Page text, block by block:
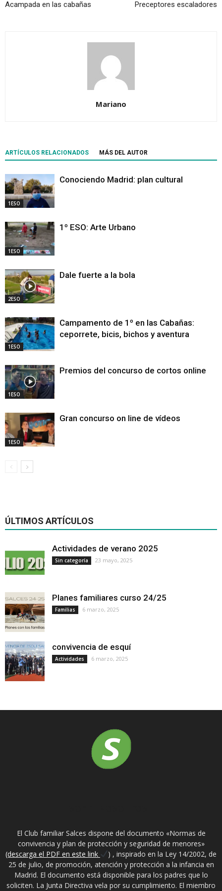
Acampada en las cabañas Preceptores escaladores
Mariano
ARTÍCULOS RELACIONADOS MÁS DEL AUTOR
1ESO
Conociendo Madrid: plan cultural
1ESO
1º ESO: Arte Urbano
2ESO
Dale fuerte a la bola
1ESO
Campamento de 1º en las Cabañas:
ceporrete, bicis, bichos y aventura
1ESO
Premios del concurso de cortos online
1ESO
Gran concurso on line de vídeos
ÚLTIMOS ARTÍCULOS
Actividades de verano 2025
Sin categoría 23 mayo, 2025
Planes familiares curso 24/25
Familias 6 marzo, 2025
convivencia de esquí
Actividades 6 marzo, 2025
El Club familiar Salces dispone del documento «Normas de
convivencia y plan de protección y seguridad de menores»
(descarga el PDF en este link
) , inspirado en la Ley 14/2002, de
25 de julio, de promoción, atención y protección a la infancia en
Madrid. El documento está disponible para los padres que lo
soliciten. La Junta Directiva vela por su cumplimiento. El miembro